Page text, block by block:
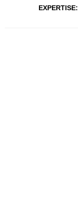
EXPERTISE: